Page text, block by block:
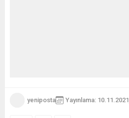
yeniposta Yayınlama: 10.11.2021